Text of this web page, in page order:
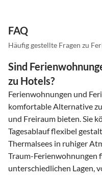
FAQ
Häufig gestellte Fragen zu
Sind
zu Hotels?
Ferienwohnungen und
komfortable Alternative
und Freiraum bieten. Sie
Tagesablauf flexibel
Thermalsees in ruhiger
Traum-Ferienwohnungen
unterschiedlichen Lagen,